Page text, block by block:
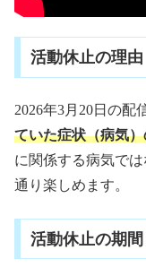
活動休止の理由
2026年3月20日の配
ていた症状（病気
に関係する病気で
通り楽しめます。
活動休止の期